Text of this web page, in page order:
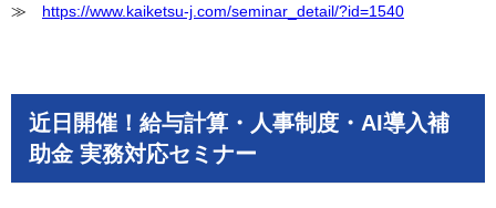
≫ https://www.kaiketsu-j.com/seminar_detail/?id=1540
近日開催！給与計算・人事制度・AI導入補
助金 実務対応セミナー